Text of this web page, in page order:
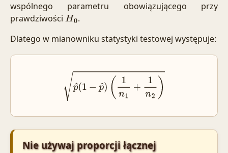
wspólnego parametru obowiązującego przy
prawdziwości H0 .
Dlatego w mianowniku statystyki testowej występuje:
(1 n1 )
Nie używaj proporcji łącznej